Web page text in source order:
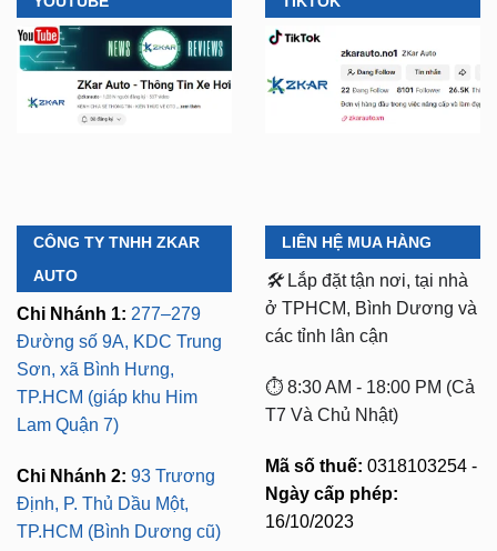
CÔNG TY TNHH ZKAR
AUTO
Chi Nhánh 1: 277–279
Đường số 9A, KDC Trung
Sơn, xã Bình Hưng,
TP.HCM (giáp khu Him
Lam Quận 7)
Chi Nhánh 2: 93 Trương
Định, P. Thủ Dầu Một,
TP.HCM (Bình Dương cũ)
LIÊN HỆ MUA HÀNG
🛠️ Lắp đặt tận nơi, tại nhà
ở TPHCM, Bình Dương và
các tỉnh lân cận
⏱️ 8:30 AM - 18:00 PM (Cả
T7 Và Chủ Nhật)
Mã số thuế: 0318103254 -
Ngày cấp phép:
16/10/2023